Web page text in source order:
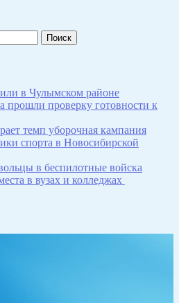
в Чулымском районе
проверку готовности к
темп уборочная кампания
спорта в Новосибирской
в беспилотные войска
в вузах и колледжах